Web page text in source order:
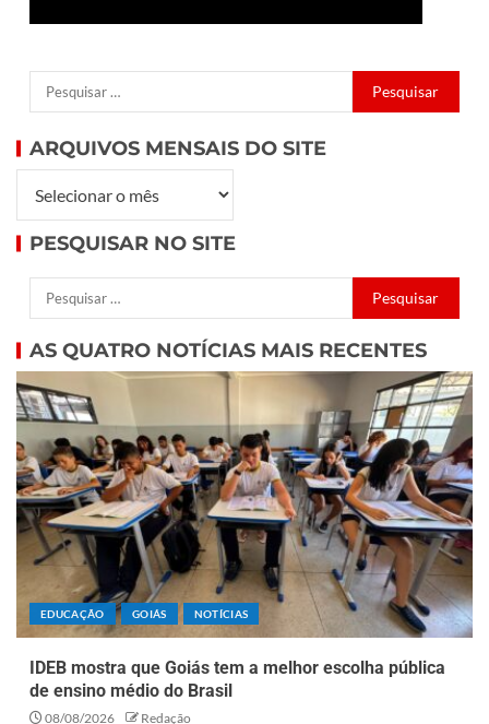
ARQUIVOS MENSAIS DO SITE
PESQUISAR NO SITE
AS QUATRO NOTÍCIAS MAIS RECENTES
EDUCAÇÃO GOIÁS NOTÍCIAS
IDEB mostra que Goiás tem a melhor escolha pública
de ensino médio do Brasil
08/08/2026 Redação